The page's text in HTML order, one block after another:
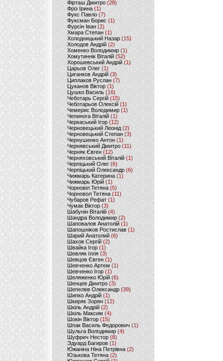
Фірташ Дмитро (28)
Фріз Ірина (1)
Фукс Павло (7)
Фуксман Борис (1)
Фурсін Іван (2)
Хмара Степан(1)
Холодницький Назар(15)
Холодов Андрій (2)
Хоменко Володимир (1)
Хомутиннік Віталій (52)
Хорошевський Андрій (1)
Царьов Олег (1)
Циганков Андрій (3)
Циплаков Руслан(7)
Цуканов Віктор (1)
Цушко Василь (16)
Чеботарь Сергій (15)
Чеботарьов Олексій (1)
Чемерис Володимир (1)
Чепинога Віталій (1)
Черкаський Ігор (12)
Черновецький Леонід(2)
Черновецький Степан (3)
Чернушенко Антон (1)
Чернявський Дмитро(11)
Черняк Євген(12)
Черняховський Віталій (1)
Черпіцький Олег (6)
Черпіцький Олександр (6)
Чижмарь Катерина (1)
Чижмарь Юрій (1)
Чорновіл Тетяна (5)
Чорновол Тетяна (11)
Чубаров Рефат (1)
Чумак Віктор(3)
Шабунін Віталій (4)
Шандра Володимир (2)
Шаповалов Анатолій(1)
Шапошніков Ростислав(1)
Шарий Анатолий(6)
Шахов Сергій(2)
Швайка Ігор (1)
Шевляк Ілля (3)
Шевцов Євген (1)
Шевченко Артем(1)
Шевченко Ігор(1)
Шеляженко Юрій (6)
Шенцев Дмитро (3)
Шепелев Олександр (39)
Шипко Андрій(1)
Шкиряк Зорян(12)
Шкіль Андрій(2)
Шкіль Максим (4)
Шокін Віктор (15)
Шпак Василь Федорович (1)
Шульга Володимир (4)
Шуфрич Нестор(8)
Эдуард Багиров (1)
Южаніна Ніна Петрівна (2)
Юзькова Тетяна(2)